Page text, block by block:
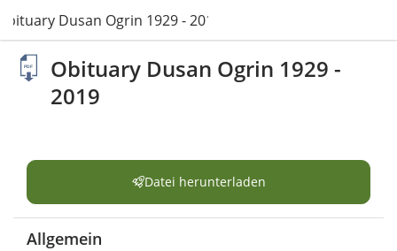
Dusan Ogrin 1929 - 2019.pdf
Obituary Dusan Ogrin 1929 -
2019
Datei herunterladen
Allgemein